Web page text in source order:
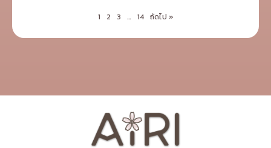
1 2 3 … 14 ถัดไป »